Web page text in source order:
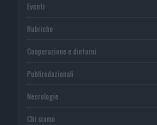
Eventi
Rubriche
Cooperazione e dintorni
Publiredazionali
Necrologie
Chi siamo